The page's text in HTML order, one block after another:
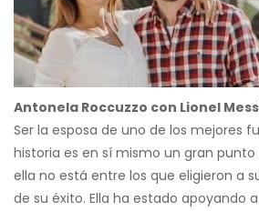
Antonela Roccuzzo con Lionel
Ser la esposa de uno de los mejores
historia es en sí mismo un gran
ella no está entre los que eligieron a
de su éxito. Ella ha estado apoyando